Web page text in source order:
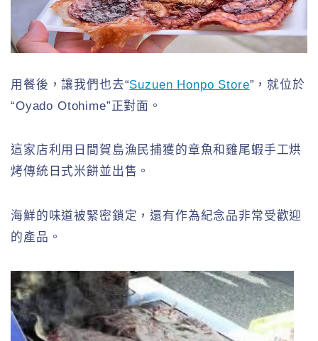
用餐後，讓我們也去“Suzuen Honpo Store”，就位於
“Oyado Otohime”正對面。
這家店利用日間賀島漁民捕獲的章魚和雞尾蝦手工烘
烤傳統日式米餅並出售。
海鮮的味道被緊密鎖定，還有作為紀念品非常受歡迎
的產品。